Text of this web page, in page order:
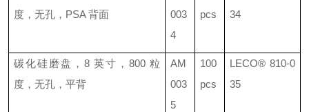
度，无孔， PSA背面
003
4
pcs
34
碳化硅磨盘， 8 英寸， 800 粒
度，无孔，平背
AM
003
5
100
pcs
LECO® 810-0
35